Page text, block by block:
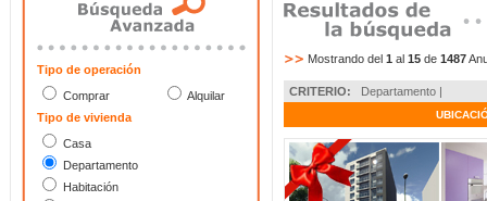
Tipo de operación
Comprar
Alquilar
Tipo de vivienda
Casa
Departamento
Habitación
Mostrando del 1 al 15de 1487
CRITERIO: Departamento |